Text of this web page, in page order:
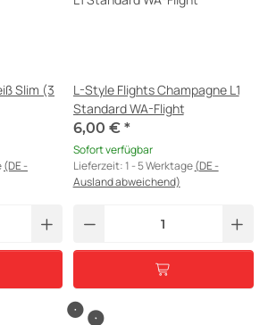
Slim (3
(DE -
L-Style Flights Champagne L1
Standard WA-Flight
6,00 € *
Sofort verfügbar
Lieferzeit:1 - 5 Werktage(DE -
Ausland abweichend)